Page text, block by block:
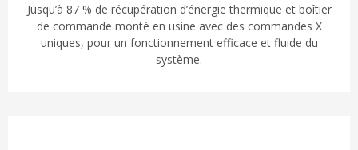
Jusqu’à 87 % de récupération d’énergie thermique et boîtier
de commande monté en usine avec des commandes X
uniques, pour un fonctionnement efficace et fluide du
système.